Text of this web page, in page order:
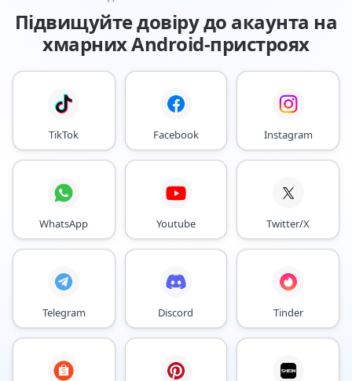
Підвищуйте довіру до акаунта на
хмарних Android-пристроях
TikTok Facebook Instagram
WhatsApp Youtube Twitter/X
Telegram Discord Tinder